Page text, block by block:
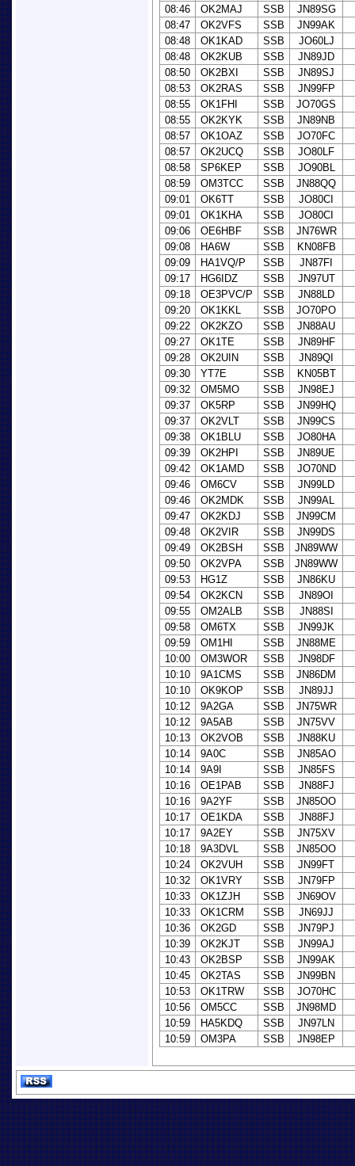
08:46
OK2MAJ SSB
JN89SG
08:47
OK2VFS SSB
JN99AK
08:48
OK1KAD SSB
JO60LJ
08:48
OK2KUB SSB
JN89JD
08:50
OK2BXI SSB
JN89SJ
08:53
OK2RAS SSB
JN99FP
08:55
OK1FHI SSB
JO70GS
08:55
OK2KYK SSB
JN89NB
08:57
OK1OAZ SSB
JO70FC
08:57
OK2UCQ SSB
JO80LF
08:58
SP6KEP SSB
JO90BL
08:59
OM3TCC SSB
JN88QQ
09:01
OK6TT SSB
JO80CI
09:01
OK1KHA SSB
JO80CI
09:06
OE6HBF SSB
JN76WR
09:08
HA6W SSB
KN08FB
09:09
HA1VQ/P SSB
JN87FI
09:17
HG6IDZ SSB
JN97UT
09:18
OE3PVC/P SSB
JN88LD
09:20
OK1KKL SSB
JO70PO
09:22
OK2KZO SSB
JN88AU
09:27
OK1TE SSB
JN89HF
09:28
OK2UIN SSB
JN89QI
09:30
YT7E SSB
KN05BT
09:32
OM5MO SSB
JN98EJ
09:37
OK5RP SSB
JN99HQ
09:37
OK2VLT SSB
JN99CS
09:38
OK1BLU SSB
JO80HA
09:39
OK2HPI SSB
JN89UE
09:42
OK1AMD SSB
JO70ND
09:46
OM6CV SSB
JN99LD
09:46
OK2MDK SSB
JN99AL
09:47
OK2KDJ SSB
JN99CM
09:48
OK2VIR SSB
JN99DS
09:49
OK2BSH SSB
JN89WW
09:50
OK2VPA SSB
JN89WW
09:53
HG1Z SSB
JN86KU
09:54
OK2KCN SSB
JN89OI
09:55
OM2ALB SSB
JN88SI
09:58
OM6TX SSB
JN99JK
09:59
OM1HI SSB
JN88ME
10:00
OM3WOR SSB
JN98DF
10:10
9A1CMS SSB
JN86DM
10:10
OK9KOP SSB
JN89JJ
10:12
9A2GA SSB
JN75WR
10:12
9A5AB SSB
JN75VV
10:13
OK2VOB SSB
JN88KU
10:14
9A0C SSB
JN85AO
10:14
9A9I SSB
JN85FS
10:16
OE1PAB SSB
JN88FJ
10:16
9A2YF SSB
JN85OO
10:17
OE1KDA SSB
JN88FJ
10:17
9A2EY SSB
JN75XV
10:18
9A3DVL SSB
JN85OO
10:24
OK2VUH SSB
JN99FT
10:32
OK1VRY SSB
JN79FP
10:33
OK1ZJH SSB
JN69OV
10:33
OK1CRM SSB
JN69JJ
10:36
OK2GD SSB
JN79PJ
10:39
OK2KJT SSB
JN99AJ
10:43
OK2BSP SSB
JN99AK
10:45
OK2TAS SSB
JN99BN
10:53
OK1TRW SSB
JO70HC
10:56
OM5CC SSB
JN98MD
10:59
HA5KDQ SSB
JN97LN
10:59
OM3PA SSB JN98EP